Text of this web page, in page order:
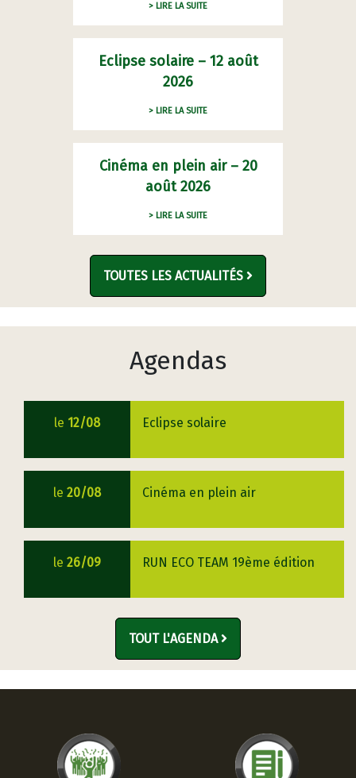
> LIRE LA SUITE
Eclipse solaire – 12 août
2026
> LIRE LA SUITE
Cinéma en plein air – 20
août 2026
> LIRE LA SUITE
TOUTES LES ACTUALITÉS
Agendas
le 12/08 Eclipse solaire
le20/08 Cinéma en plein air
le26/09 RUN ECO TEAM 19ème édition
TOUT L'AGENDA